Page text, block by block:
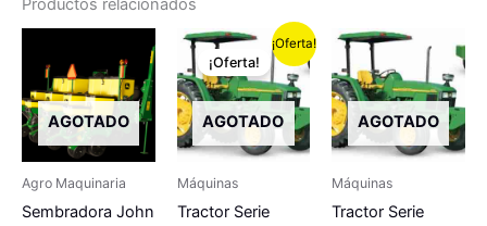
Productos relacionados
AGOTADO
Agro Maquinaria
Sembradora John
¡Oferta!
AGOTADO
¡Oferta!
Máquinas
Tractor Serie
El
precio
original
era:
$150.000,00.
El
precio
actual
es:
$145.000,00.
AGOTADO
Máquinas
Tractor Serie